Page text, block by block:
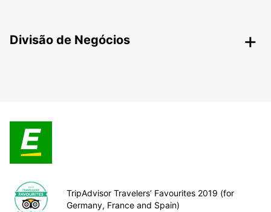
Divisão de Negócios
TripAdvisor Travelers’ Favourites 2019 (for
Germany, France and Spain)